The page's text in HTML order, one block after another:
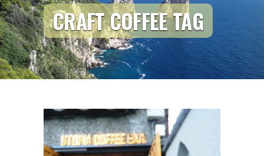
CRAFT COFFEE TAG